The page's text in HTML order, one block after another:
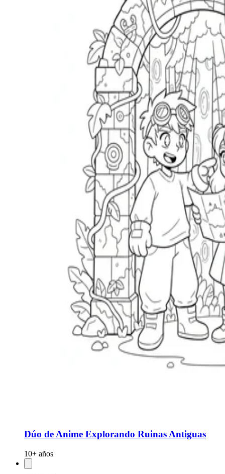
Dúo de Anime Explorando Ruinas Antiguas
10+ años